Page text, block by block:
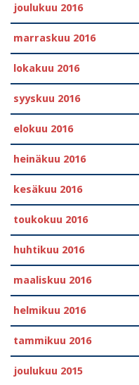
joulukuu 2016
marraskuu 2016
lokakuu 2016
syyskuu 2016
elokuu 2016
heinäkuu 2016
kesäkuu 2016
toukokuu 2016
huhtikuu 2016
maaliskuu 2016
helmikuu 2016
tammikuu 2016
joulukuu 2015